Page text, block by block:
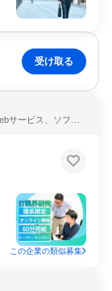
受け取る
サービス、ソフト
この企業の類似募集